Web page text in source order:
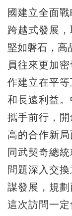
國建立全面
跨越式發展
堅如磐石，高
員往來更加
作建立在平
和長遠利益。
攜手前行，
高的合作新
同武契奇總
問題深入交
謀發展，規劃
這次訪問一